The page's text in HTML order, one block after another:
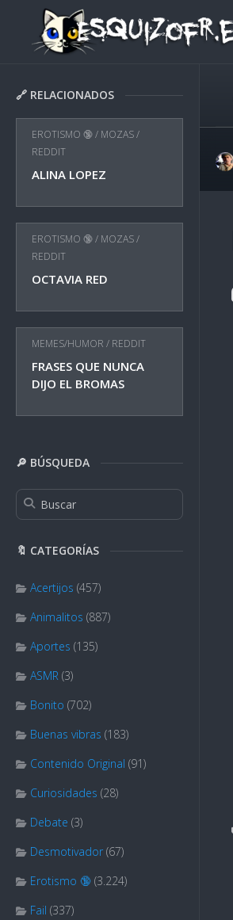
content
🔗 RELACIONADOS
EROTISMO 🔞/ MOZAS/
REDDIT
ALINA LOPEZ
EROTISMO 🔞/ MOZAS/
REDDIT
OCTAVIA RED
MEMES/HUMOR / REDDIT
FRASES QUE NUNCA
DIJO EL BROMAS
🔎 BÚSQUEDA
🔖 CATEGORÍAS
Acertijos (457)
Animalitos (887)
Aportes (135)
ASMR (3)
Bonito (702)
Buenas vibras (183)
Contenido Original (91)
Curiosidades (28)
Debate (3)
Desmotivador (67)
Erotismo 🔞 (3.224)
Fail (337)